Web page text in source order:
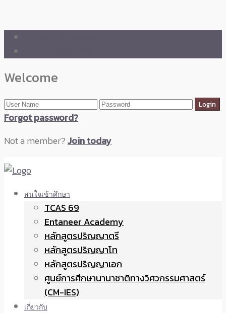
Welcome
Forgot password?
Not a member?Join today
สนใจเข้าศึกษา
TCAS 69
Entaneer Academy
หลักสูตรปริญญาตรี
หลักสูตรปริญญาโท
หลักสูตรปริญญาเอก
ศูนย์การศึกษานานาชาติทางวิศวกรรมศาสตร์
(CM-IES)
เกี่ยวกับ